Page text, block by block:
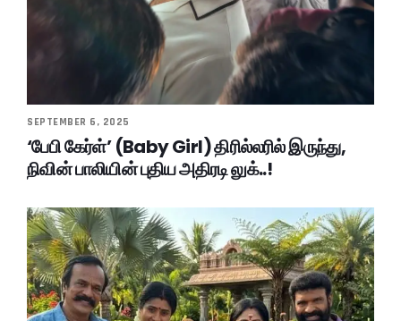
SEPTEMBER 6, 2025
‘பேபி கேர்ள்’ (Baby Girl) திரில்லரில் இருந்து,
நிவின் பாலியின் புதிய அதிரடி லுக்..!